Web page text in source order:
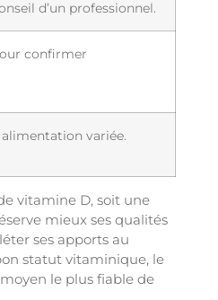
d’un professionnel.
confirmer
variée.
vitamine D, soit une
mieux ses qualités
ses apports au
statut vitaminique, le
le plus fiable de